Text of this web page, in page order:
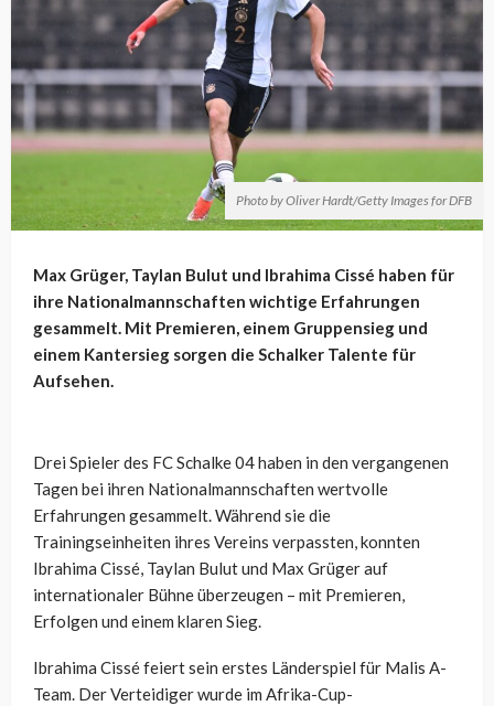
Photo by Oliver Hardt/Getty Images for DFB
Max Grüger, Taylan Bulut und Ibrahima Cissé haben für
ihre Nationalmannschaften wichtige Erfahrungen
gesammelt. Mit Premieren, einem Gruppensieg und
einem Kantersieg sorgen die Schalker Talente für
Aufsehen.
Drei Spieler des FC Schalke 04 haben in den vergangenen
Tagen bei ihren Nationalmannschaften wertvolle
Erfahrungen gesammelt. Während sie die
Trainingseinheiten ihres Vereins verpassten, konnten
Ibrahima Cissé, Taylan Bulut und Max Grüger auf
internationaler Bühne überzeugen – mit Premieren,
Erfolgen und einem klaren Sieg.
Ibrahima Cissé feiert sein erstes Länderspiel für Malis A-
Team. Der Verteidiger wurde im Afrika-Cup-